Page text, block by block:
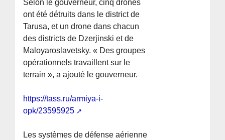
Selon le gouverneur, cinq drones
ont été détruits dans le district de
Tarusa, et un drone dans chacun
des districts de Dzerjinski et de
Maloyaroslavetsky. « Des groupes
opérationnels travaillent sur le
terrain », a ajouté le gouverneur.
https://tass.ru/armiya-i-
opk/23595925
Les systèmes de défense aérienne